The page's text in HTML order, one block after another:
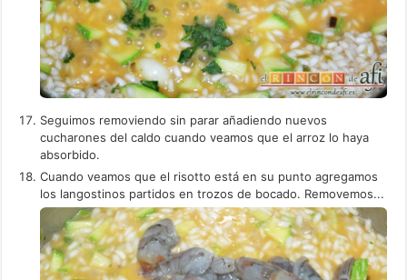
Seguimos removiendo sin parar añadiendo nuevos
cucharones del caldo cuando veamos que el arroz lo haya
absorbido.
Cuando veamos que el risotto está en su punto agregamos
los langostinos partidos en trozos de bocado. Removemos...